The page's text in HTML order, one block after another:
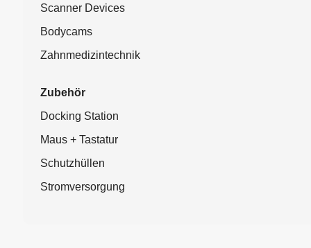
Scanner Devices
Bodycams
Zahnmedizintechnik
Zubehör
Docking Station
Maus + Tastatur
Schutzhüllen
Stromversorgung